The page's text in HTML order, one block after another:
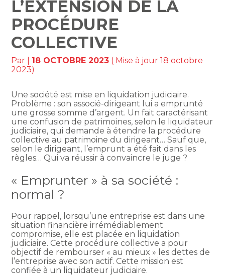
L’EXTENSION DE LA
PROCÉDURE
COLLECTIVE
Par 18 OCTOBRE 2023 ( Mise à jour 18 octobre
2023)
Une société est mise en liquidation judiciaire.
Problème : son associé-dirigeant lui a emprunté
une grosse somme d’argent. Un fait caractérisant
une confusion de patrimoines, selon le liquidateur
judiciaire, qui demande à étendre la procédure
collective au patrimoine du dirigeant… Sauf que,
selon le dirigeant, l’emprunt a été fait dans les
règles… Qui va réussir à convaincre le juge ?
« Emprunter » à sa société :
normal ?
Pour rappel, lorsqu’une entreprise est dans une
situation financière irrémédiablement
compromise, elle est placée en liquidation
judiciaire. Cette procédure collective a pour
objectif de rembourser « au mieux » les dettes de
l’entreprise avec son actif. Cette mission est
confiée à un liquidateur judiciaire.